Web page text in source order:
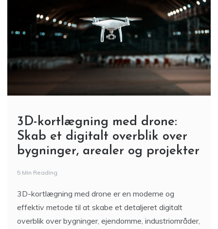
3D-kortlægning med drone:
Skab et digitalt overblik over
bygninger, arealer og projekter
5 Min Reading
3D-kortlægning med drone er en moderne og
effektiv metode til at skabe et detaljeret digitalt
overblik over bygninger, ejendomme, industriområder,